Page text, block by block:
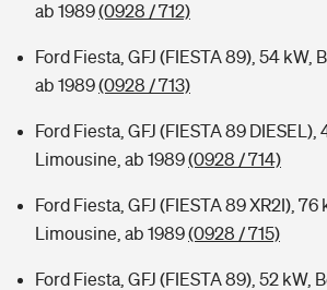
ab 1989(0928 / 712)
Ford Fiesta, GFJ (FIESTA 89), 54 kW,
ab 1989(0928 / 713)
Ford Fiesta, GFJ (FIESTA 89 DIESEL),
Limousine, ab 1989(0928 / 714)
Ford Fiesta, GFJ (FIESTA 89 XR2I), 76
Limousine, ab 1989(0928 / 715)
Ford Fiesta, GFJ (FIESTA 89), 52 kW,